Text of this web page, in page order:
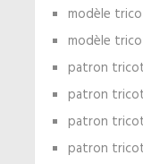
modèle
modèle
patron
patron
patron
patron